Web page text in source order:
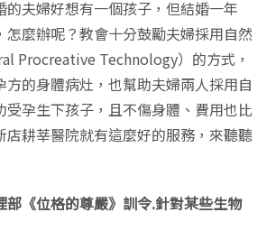
的夫婦好想有一個孩子，但結婚一年
怎麼辦呢？教會十分鼓勵夫婦採用自然
Procreative Technology）的方式，
方的身體病灶，也幫助夫婦兩人採用自
受孕生下孩子，且不傷身體、費用也比
店耕莘醫院就有這麼好的服務，來聽聽
部《位格的尊嚴》訓令.針對某些生物